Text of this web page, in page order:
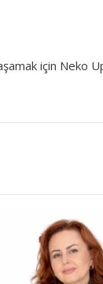
için Neko